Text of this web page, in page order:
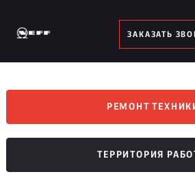
ЗАКАЗАТЬ
РЕМОНТ
ТЕРРИТОРИЯ